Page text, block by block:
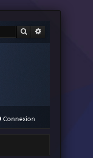
Rechercher
Connexion